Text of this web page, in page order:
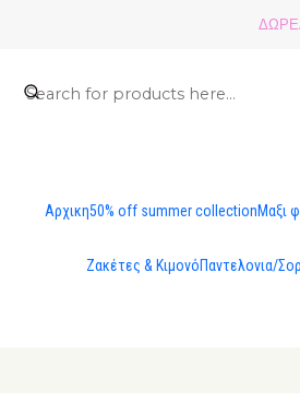
Αρχικη50% off summer collectionΜαξι
Ζακέτες & ΚιμονόΠαντελονια/